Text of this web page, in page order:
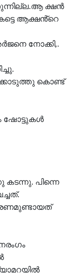
ക്ഷൻ
ആക്ഷൻ്റെ
നോക്കി,.
കൊണ്ട്
ഷോട്ടുകൾ
പിന്നെ